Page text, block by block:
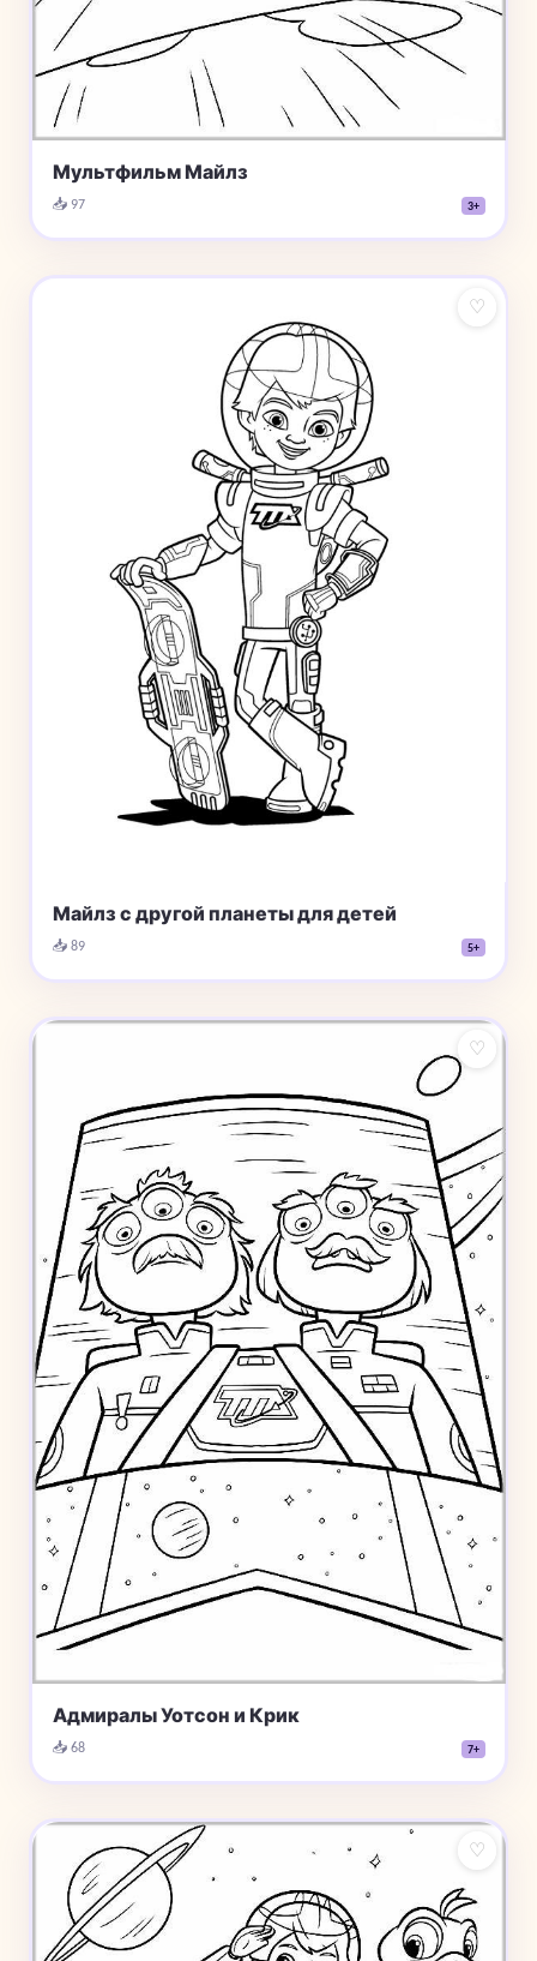
Мультфильм Майлз
📥 97 3+
♡
Майлз с другой планеты для детей
📥 89 5+
♡
Адмиралы Уотсон и Крик
📥 68 7+
♡